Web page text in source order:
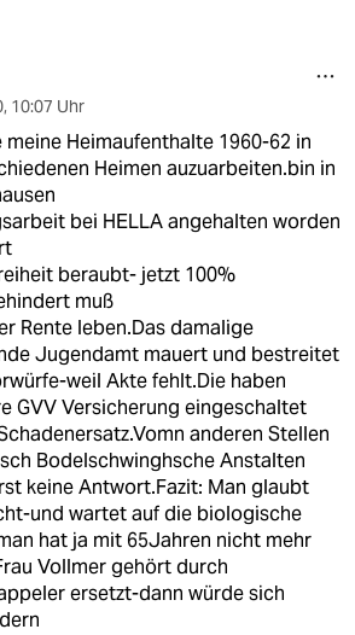
, 10:07 Uhr
meine Heimaufenthalte 1960-62 in
Heimen auzuarbeiten.bin in
bei HELLA angehalten worden
beraubt- jetzt 100%
muß
Rente leben.Das damalige
Jugendamt mauert und bestreitet
weil Akte fehlt.Die haben
GVV Versicherung eingeschaltet
anderen Stellen
Bodelschwinghsche Anstalten
keine Antwort.Fazit: Man glaubt
und wartet auf die biologische
hat ja mit 65Jahren nicht mehr
Vollmer gehört durch
ersetzt-dann würde sich